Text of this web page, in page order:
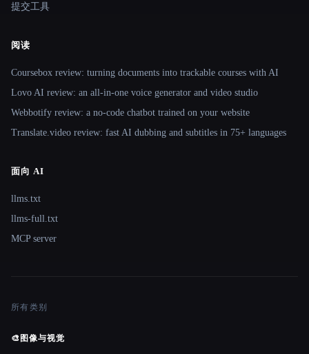
提交工具
阅读
Coursebox review: turning documents into trackable courses with AI
Lovo AI review: an all-in-one voice generator and video studio
Webbotify review: a no-code chatbot trained on your website
Translate.video review: fast AI dubbing and subtitles in 75+ languages
面向 AI
llms.txt
llms-full.txt
MCP server
所有类别
🎨 图像与视觉